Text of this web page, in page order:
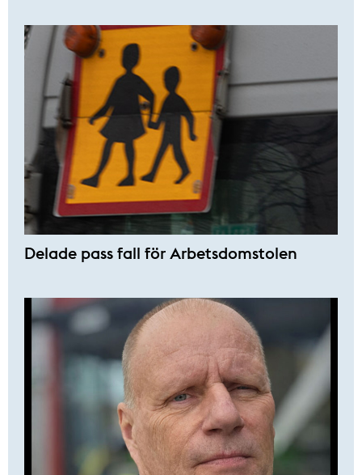
Delade pass fall för Arbetsdomstolen